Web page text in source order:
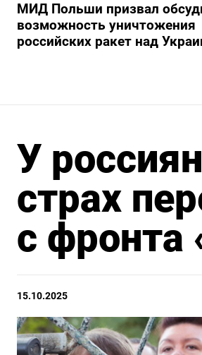
МИД Польши призвал
возможность уничтожения
российских ракет над
У
страх
с фронта
15.10.2025